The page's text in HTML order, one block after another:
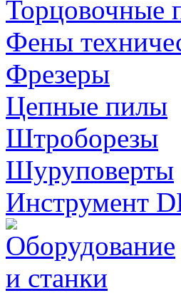
Торцовочные
Фены
Фрезеры
Цепные пилы
Штроборезы
Шуруповерты
Инструмент